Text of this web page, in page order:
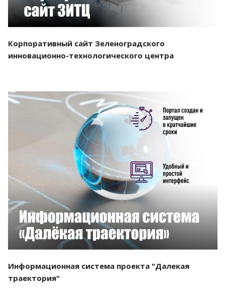
Корпоративный сайт Зеленоградского
инновационно-технологического центра
Смотреть проект
Информационная система проекта "Далекая
траектория"